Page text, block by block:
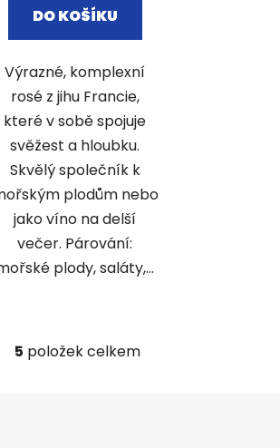
DO KOŠÍKU
Výrazné, komplexní
rosé z jihu Francie,
které v sobě spojuje
svěžest a hloubku.
Skvělý společník k
plodům nebo
jako víno na delší
večer. Párování:
plody, saláty,...
O
5 položek celkem